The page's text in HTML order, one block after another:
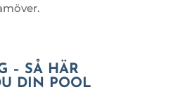
– SÅ HÄR
DIN POOL